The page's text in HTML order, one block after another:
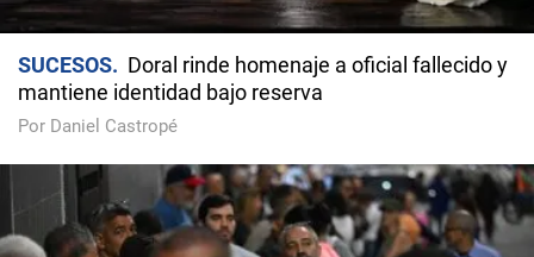
SUCESOS
Doral rinde homenaje a oficial fallecido y
mantiene identidad bajo reserva
Por Daniel Castropé